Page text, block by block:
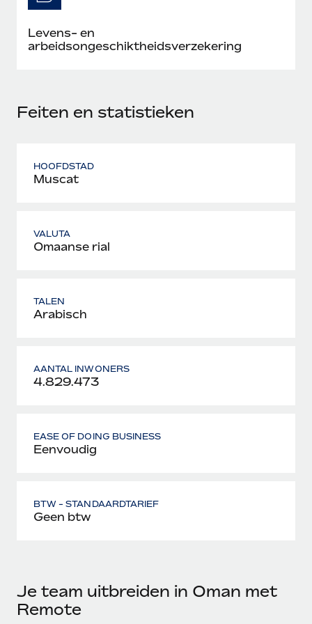
Levens- en
arbeidsongeschiktheidsverzekering
Feiten en statistieken
HOOFDSTAD
Muscat
VALUTA
Omaanse rial
TALEN
Arabisch
AANTAL INWONERS
4.829.473
EASE OF DOING BUSINESS
Eenvoudig
BTW - STANDAARDTARIEF
Geen btw
Je team uitbreiden in Oman met
Remote